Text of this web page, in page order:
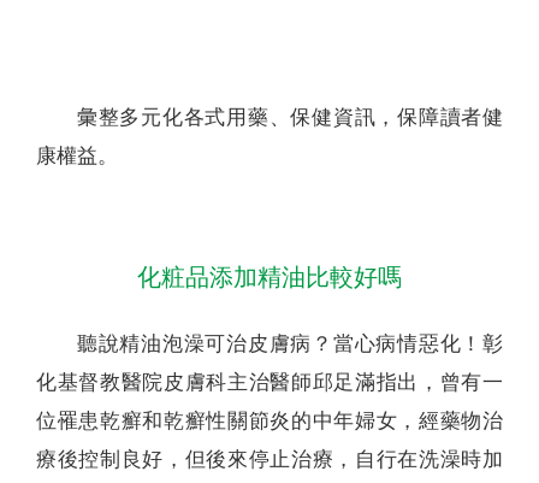
彙整多元化各式用藥、保健資訊，保障讀者健
康權益。
化粧品添加精油比較好嗎
聽說精油泡澡可治皮膚病？當心病情惡化！彰
化基督教醫院皮膚科主治醫師邱足滿指出，曾有一
位罹患乾癬和乾癬性關節炎的中年婦女，經藥物治
療後控制良好，但後來停止治療，自行在洗澡時加